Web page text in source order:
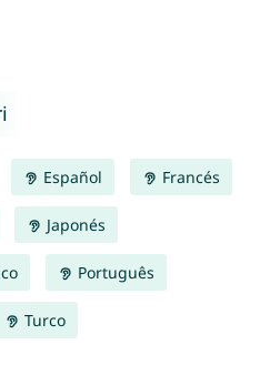
Español Francés
Japonés
Português
Turco